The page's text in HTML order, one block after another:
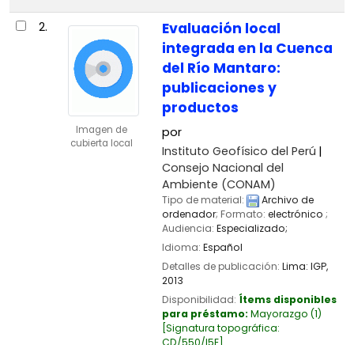
2.
Imagen de
cubierta local
Evaluación local
integrada en la Cuenca
del Río Mantaro:
publicaciones y
productos
por
Instituto Geofísico del Perú
Consejo Nacional del
Ambiente (CONAM)
Tipo de material:
Archivo de
ordenador; Formato: electrónico ;
Audiencia: Especializado;
Idioma: Español
Detalles de publicación: Lima: IGP,
2013
Disponibilidad: Ítems disponibles
para préstamo: Mayorazgo (1)
Signatura topográfica: